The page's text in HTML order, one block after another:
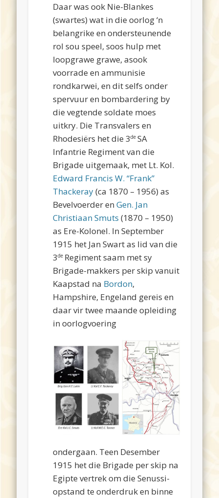
Daar was ook Nie-Blankes
(swartes) wat in die oorlog ‘n
belangrike en ondersteunende
rol sou speel, soos hulp met
loopgrawe grawe, asook
voorrade en ammunisie
rondkarwei, en dit selfs onder
spervuur en bombardering by
die vegtende soldate moes
uitkry. Die Transvalers en
Rhodesiërs het die 3deSA
Infantrie Regiment van die
Brigade uitgemaak, met Lt. Kol.
Edward Francis W. “Frank”
Thackeray(ca 1870 – 1956) as
Bevelvoerder enGen. Jan
Christiaan Smuts (1870 – 1950)
as Ere-Kolonel. In September
1915 het Jan Swart as lid van die
3de Regiment saam met sy
Brigade-makkers per skip vanuit
Kaapstad na Bordon,
Hampshire, Engeland gereis en
daar vir twee maande opleiding
in oorlogvoering
ondergaan. Teen Desember
1915 het die Brigade per skip na
Egipte vertrek om die Senussi-
opstand te onderdruk en binne